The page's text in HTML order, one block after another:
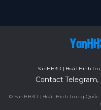
YanHH3D | Hoạt Hình
Contact
© YanHH3D | Hoạt Hình Trung